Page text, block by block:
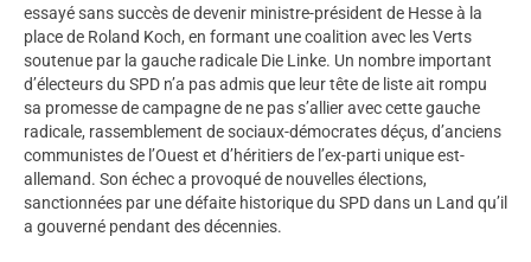
essayé sans succès de devenir ministre-président de Hesse à la
place de Roland Koch, en formant une coalition avec les Verts
soutenue par la gauche radicale Die Linke. Un nombre important
d’électeurs du SPD n’a pas admis que leur tête de liste ait rompu
sa promesse de campagne de ne pas s’allier avec cette gauche
radicale, rassemblement de sociaux-démocrates déçus, d’anciens
communistes de l’Ouest et d’héritiers de l’ex-parti unique est-
allemand. Son échec a provoqué de nouvelles élections,
sanctionnées par une défaite historique du SPD dans un Land qu’il
a gouverné pendant des décennies.